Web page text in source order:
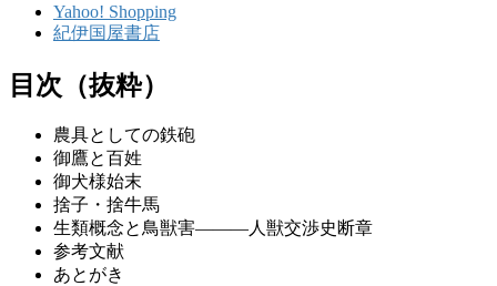
Yahoo! Shopping
紀伊国屋書店
目次（抜粋）
農具としての鉄砲
御鷹と百姓
御犬様始末
捨子・捨牛馬
生類概念と鳥獣害―――人獣交渉史断章
参考文献
あとがき